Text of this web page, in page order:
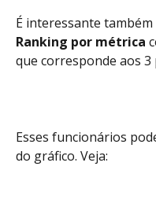
É interessante
Ranking por métrica
que corresponde aos
Esses funcionários
do gráfico. Veja: